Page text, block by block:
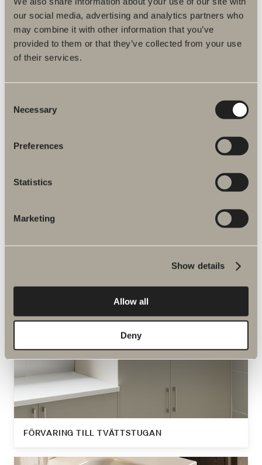
our social media, advertising and analytics partners who
may combine it with other information that you’ve
provided to them or that they’ve collected from your use
of their services.
Selection
Necessary
Preferences
Statistics
Marketing
Show details
Allow all
Deny
TVÄTTSTÄLL
FÖRVARING TILL TVÄTTSTUGAN